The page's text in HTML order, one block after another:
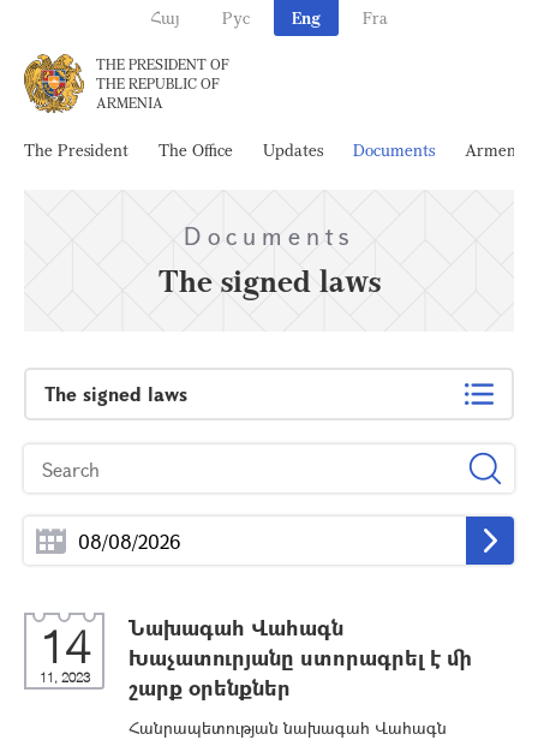
Հայ Рус Eng Fra
THE PRESIDENT OF
THE REPUBLIC OF
ARMENIA
The President The Office Updates Documents Armenia
Documents
The signed laws
The signed laws
14
11, 2023
Նախագահ Վահագն
Խաչատուրյանը ստորագրել է մի
շարք օրենքներ
Հանրապետության նախագահ Վահագն